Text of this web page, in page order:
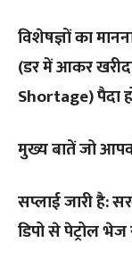
विशेषज्ञों का
(डर में आकर
Shortage) पैदा
मुख्य बातें जो
सप्लाई जारी है:
डिपो से पेट्रोल भेज